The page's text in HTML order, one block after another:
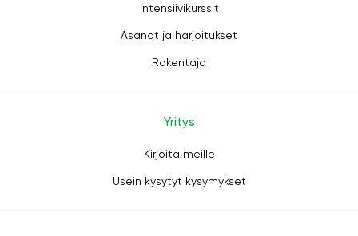
Intensiivikurssit
Asanat ja harjoitukset
Rakentaja
Yritys
Kirjoita meille
Usein kysytyt kysymykset